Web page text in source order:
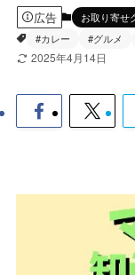
広告
お取り寄せ
#カレー
#グルメ
2025年4月14日